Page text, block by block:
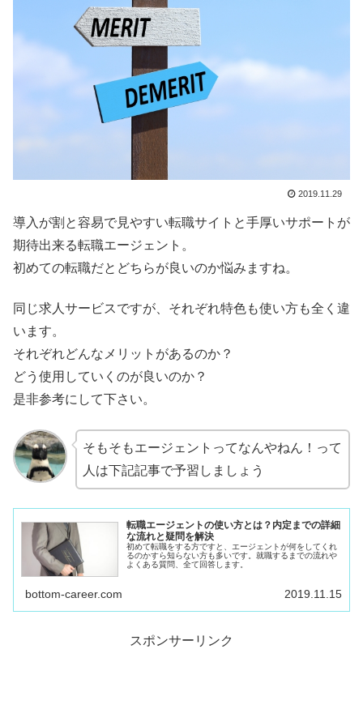
2019.11.29
導入が割と容易で見やすい転職サイトと手厚いサポートが
期待出来る転職エージェント。
初めての転職だとどちらが良いのか悩みますね。
同じ求人サービスですが、それぞれ特色も使い方も全く違
います。
それぞれどんなメリットがあるのか？
どう使用していくのが良いのか？
是非参考にして下さい。
そもそもエージェントってなんやねん！って
人は下記記事で予習しましょう
転職エージェントの使い方とは？内定までの詳細
な流れと疑問を解決
初めて転職をする方ですと、エージェントが何をしてくれ
るのかすら知らない方も多いです。就職するまでの流れや
よくある質問、全て回答します。
bottom-career.com 2019.11.15
スポンサーリンク